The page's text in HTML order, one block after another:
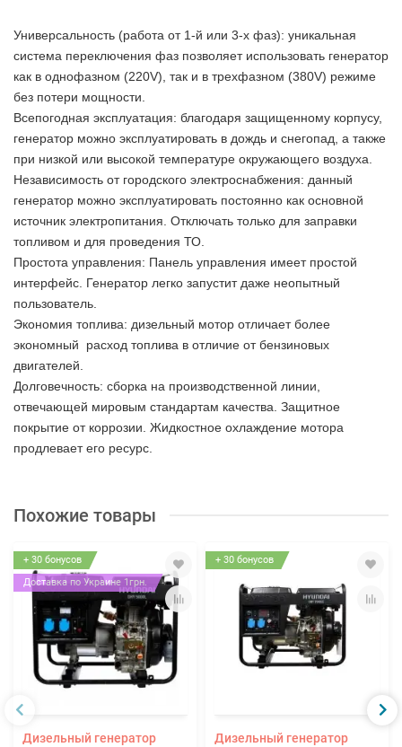
Универсальность (работа от 1-й или 3-х фаз): уникальная
система переключения фаз позволяет использовать генератор
как в однофазном (220V), так и в трехфазном (380V) режиме
без потери мощности.
Всепогодная эксплуатация: благодаря защищенному корпусу,
генератор можно эксплуатировать в дождь и снегопад, а также
при низкой или высокой температуре окружающего воздуха.
Независимость от городского электроснабжения: данный
генератор можно эксплуатировать постоянно как основной
источник электропитания. Отключать только для заправки
топливом и для проведения ТО.
Простота управления: Панель управления имеет простой
интерфейс. Генератор легко запустит даже неопытный
пользователь.
Экономия топлива: дизельный мотор отличает более
экономный расход топлива в отличие от бензиновых
двигателей.
Долговечность: сборка на производственной линии,
отвечающей мировым стандартам качества. Защитное
покрытие от коррозии. Жидкостное охлаждение мотора
продлевает его ресурс.
Похожие товары
+ 30 бонусов
Доставка по Украине 1грн.
Дизельный генератор
+ 30 бонусов
Дизельный генератор